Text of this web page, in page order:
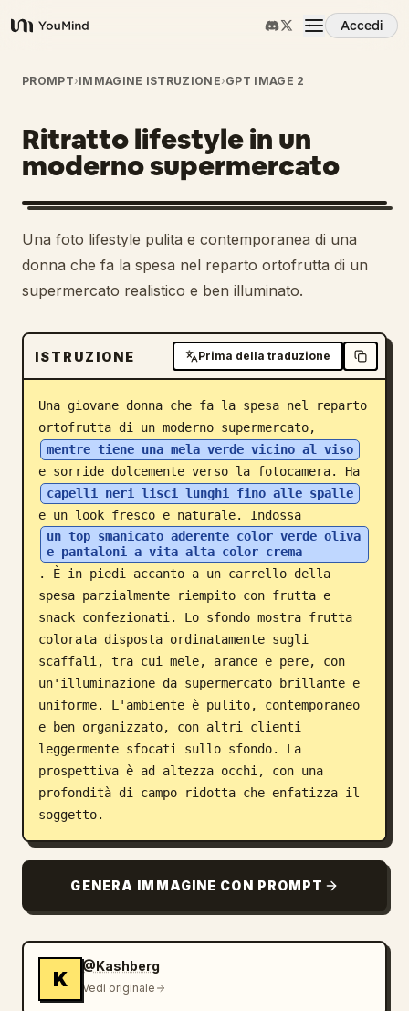
YouMind
Accedi
Panoramica
Casi d'uso
Abilità
Prompt
Scarica
Blog
Aggiornamenti
PROMPT›IMMAGINE ISTRUZIONE›GPT IMAGE 2
Ritratto lifestyle in un
moderno supermercato
Una foto lifestyle pulita e contemporanea di una
donna che fa la spesa nel reparto ortofrutta di un
supermercato realistico e ben illuminato.
ISTRUZIONE Prima della traduzione
Una giovane donna che fa la spesa nel reparto
ortofrutta di un moderno supermercato,
mentre tiene una mela verde vicino al viso
e sorride dolcemente verso la fotocamera. Ha
capelli neri lisci lunghi fino alle spalle
e un look fresco e naturale. Indossa
un top smanicato aderente color verde oliva
e pantaloni a vita alta color crema
. È in piedi accanto a un carrello della
spesa parzialmente riempito con frutta e
snack confezionati. Lo sfondo mostra frutta
colorata disposta ordinatamente sugli
scaffali, tra cui mele, arance e pere, con
un'illuminazione da supermercato brillante e
uniforme. L'ambiente è pulito, contemporaneo
e ben organizzato, con altri clienti
leggermente sfocati sullo sfondo. La
prospettiva è ad altezza occhi, con una
profondità di campo ridotta che enfatizza il
soggetto.
GENERA IMMAGINE CON PROMPT
K
@Kashberg
Vedi originale